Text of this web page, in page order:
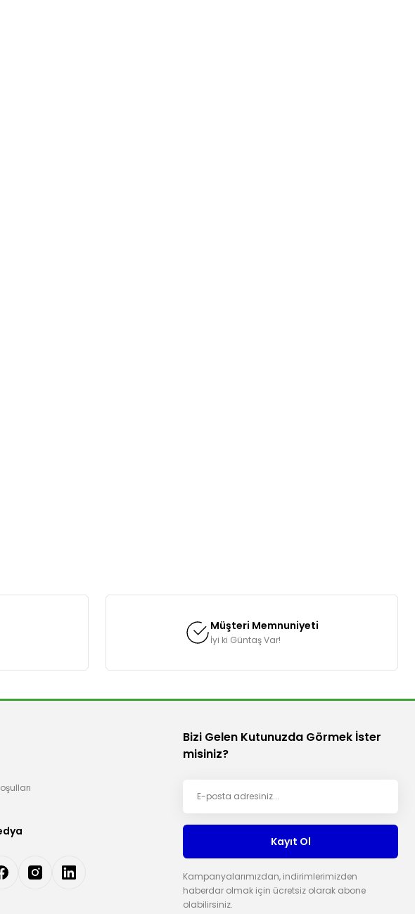
Müşteri Memnuniyeti
İyi ki Güntaş Var!
Bizi Gelen Kutunuzda Görmek İster
misiniz?
Kayıt Ol
Kampanyalarımızdan, indirimlerimizden
haberdar olmak için ücretsiz olarak abone
olabilirsiniz.